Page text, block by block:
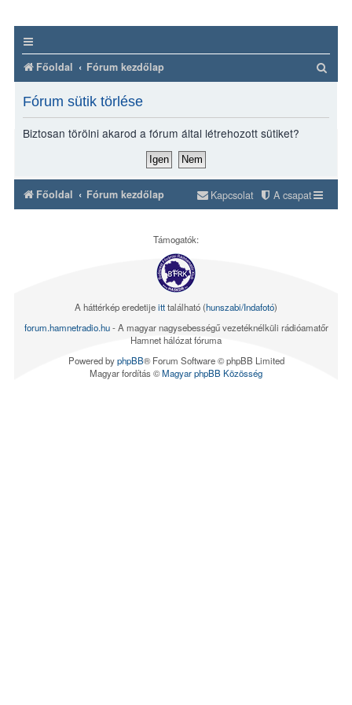
Főoldal Fórum kezdőlap
Fórum sütik törlése
Biztosan törölni akarod a fórum által létrehozott sütiket?
Főoldal Fórum kezdőlap A csapat
Kapcsolat
Támogatók:
A háttérkép eredetijeitttalálható (hunszabi/Indafotó)
forum.hamnetradio.hu- A magyar nagysebességű vezetéknélküli rádióamatőr
Hamnet hálózat fóruma
Powered byphpBB® Forum Software © phpBB Limited
Magyar fordítás ©Magyar phpBB Közösség